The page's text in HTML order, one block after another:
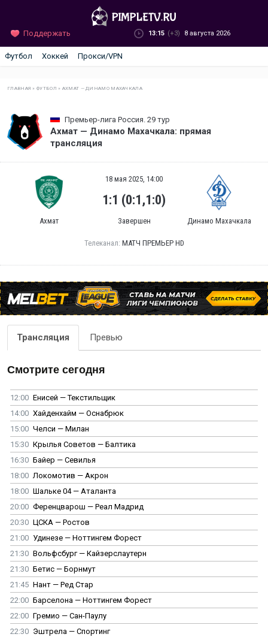
Поддержать 13:15 (+3) 8 августа 2026
Футбол Хоккей Прокси/VPN
ГЛАВНАЯ »ФУТБОЛ » АХМАТ — ДИНАМО МАХАЧКАЛА
Премьер-лига Россия. 29 тур
Ахмат — Динамо Махачкала: прямая
трансляция
Ахмат
18 мая 2025, 14:00
1:1 (0:1,1:0)
Завершен Динамо Махачкала
Телеканал: МАТЧ ПРЕМЬЕР HD
Трансляция Превью
Смотрите сегодня
12:00 Енисей — Текстильщик
14:00 Хайденхайм — Оснабрюк
15:00 Челси — Милан
15:30 Крылья Советов — Балтика
16:30 Байер — Севилья
18:00 Локомотив — Акрон
18:00 Шальке 04 — Аталанта
20:00 Ференцварош — Реал Мадрид
20:30 ЦСКА — Ростов
21:00 Удинезе — Ноттингем Форест
21:30 Вольфсбург — Кайзерслаутерн
21:30 Бетис — Борнмут
21:45 Нант — Ред Стар
22:00 Барселона — Ноттингем Форест
22:00 Гремио — Сан-Паулу
22:30 Эштрела — Спортинг